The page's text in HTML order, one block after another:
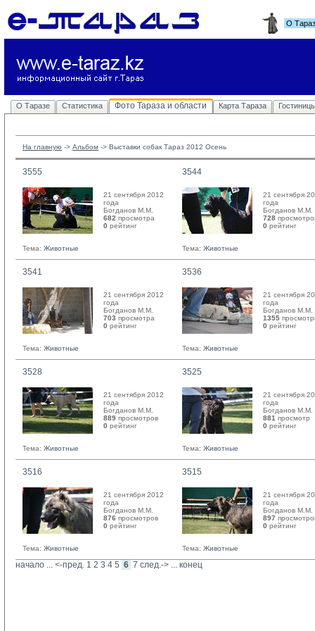
О
О Таразе Статистика Фото Тараза и области Карта Тараза
На главную -> Альбом -> Выставки собак Тараз 2012 Осень
3555
21 сентября 2012
года
Богданов М.М.
682 просмотра
0 рейтинг
Тема: Животные
3544
21 сентября
года
Богданов М.М.
728
0 рейтинг
Тема: Животные
3541
21 сентября 2012
года
Богданов М.М.
703 просмотра
0 рейтинг
Тема: Животные
3536
21 сентября
года
Богданов М.М.
1355
0 рейтинг
Тема: Животные
3528
21 сентября 2012
года
Богданов М.М.
889 просмотров
0 рейтинг
Тема: Животные
3525
21 сентября
года
Богданов М.М.
881 просмотр
0 рейтинг
Тема: Животные
3516
21 сентября 2012
года
Богданов М.М.
876 просмотров
0 рейтинг
Тема: Животные
3515
21 сентября
года
Богданов М.М.
897
0 рейтинг
Тема: Животные
начало ... <-пред. 1 2 3 4 5 6 7 след.-> ... конец